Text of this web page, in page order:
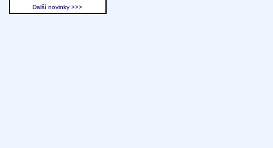
Další novinky >>>